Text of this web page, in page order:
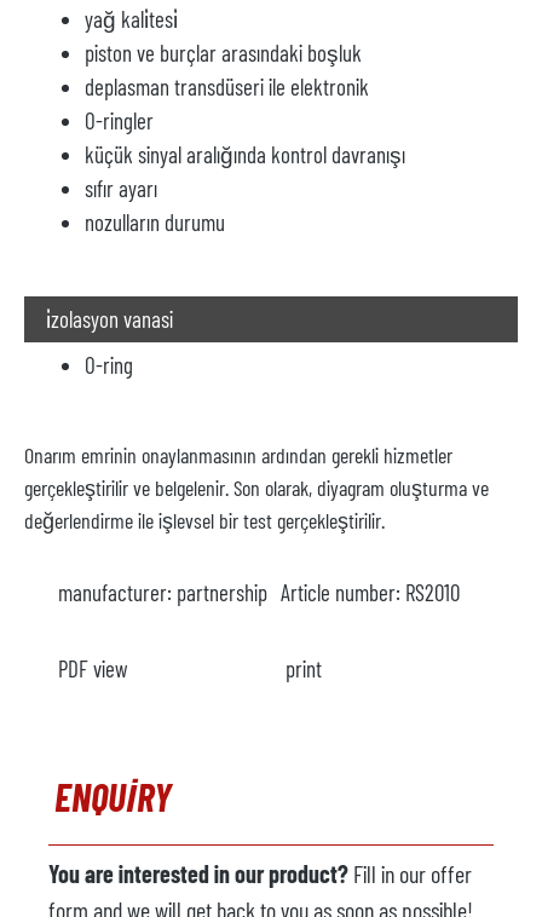
yağ kali̇tesi̇
piston ve burçlar arasındaki boşluk
deplasman transdüseri ile elektronik
O-ringler
küçük sinyal aralığında kontrol davranışı
sıfır ayarı
nozulların durumu
i̇zolasyon vanasi
O-ring
Onarım emrinin onaylanmasının ardından gerekli hizmetler
gerçekleştirilir ve belgelenir. Son olarak, diyagram oluşturma ve
değerlendirme ile işlevsel bir test gerçekleştirilir.
manufacturer: partnership Article number: RS2010
PDF view print
ENQUIRY
You are interested in our product? Fill in our offer
form and we will get back to you as soon as possible!